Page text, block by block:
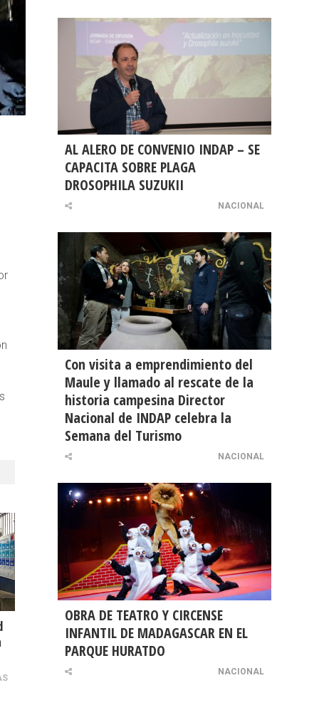
AL ALERO DE CONVENIO INDAP – SE
CAPACITA SOBRE PLAGA
DROSOPHILA SUZUKII
NACIONAL
Con visita a emprendimiento del
Maule y llamado al rescate de la
historia campesina Director
Nacional de INDAP celebra la
Semana del Turismo
NACIONAL
OBRA DE TEATRO Y CIRCENSE
INFANTIL DE MADAGASCAR EN EL
PARQUE HURATDO
NACIONAL